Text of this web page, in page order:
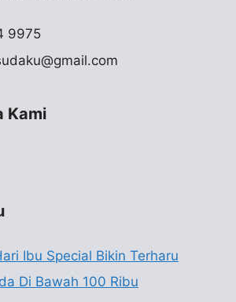
9975
Kami
Ibu Special Bikin Terharu
Di Bawah 100 Ribu